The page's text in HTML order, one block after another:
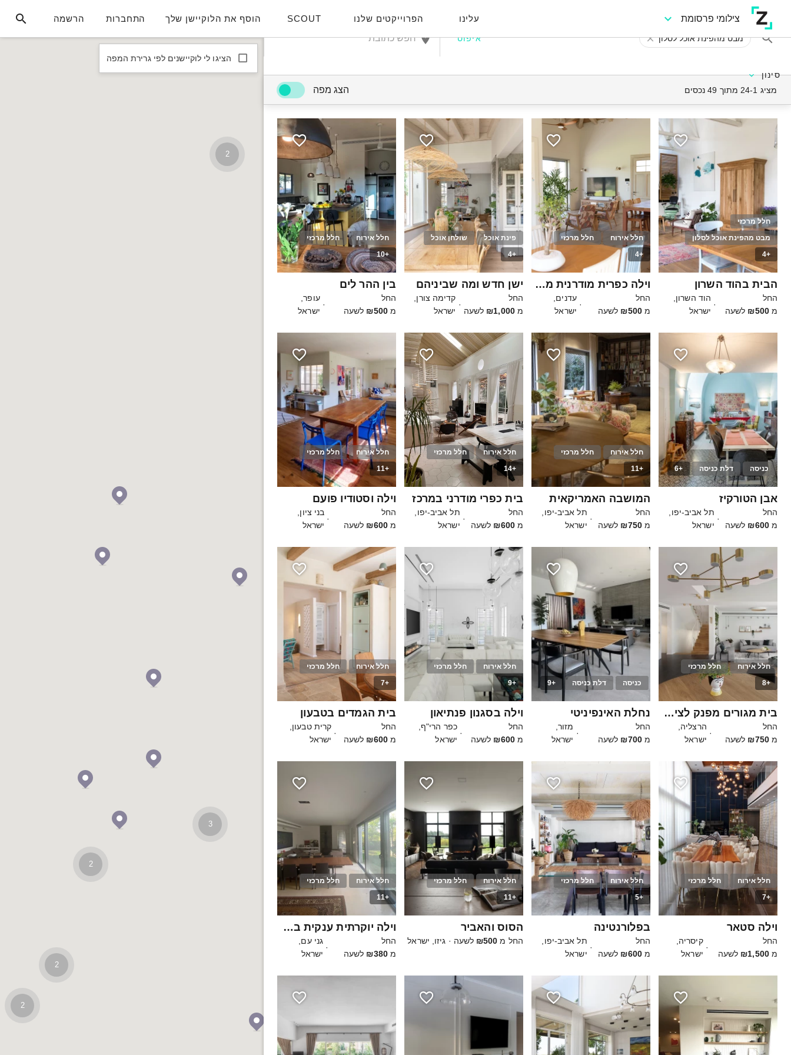
צילומי פרסומת עלינו הפרוייקטים שלנו SCOUT הוסף את הלוקיישן שלך התחברות הרשמה
מבט מהפינת אוכל לסלון איפוס
סינון
מציג 24-1 מתוך 49 נכסים
הצג מפה
חלל מרכזי
מבט מהפינת אוכל לסלון
+4
40
הבית בהוד השרון
החל
מ ₪500 לשעה
·
הוד השרון,
ישראל
חלל אירוח
חלל מרכזי
+4
100
וילה כפרית מודרנית מטריפה
החל
מ ₪500 לשעה
·
עדנים,
ישראל
פינת אוכל
שולחן אוכל
+4
10
ישן חדש ומה שביניהם
החל
מ ₪1,000 לשעה
·
קדימה צורן,
ישראל
חלל אירוח
חלל מרכזי
+10
40
בין ההר לים
החל
מ ₪500 לשעה
·
עופר,
ישראל
כניסה דלת כניסה +6
15
אבן הטורקיז
החל
מ ₪600 לשעה
·
תל אביב-יפו,
ישראל
חלל אירוח
חלל מרכזי
+11
10
המושבה האמריקאית
החל
מ ₪750 לשעה
·
תל אביב-יפו,
ישראל
חלל אירוח
חלל מרכזי
+14
30
בית כפרי מודרני במרכז
החל
מ ₪600 לשעה
·
תל אביב-יפו,
ישראל
חלל אירוח
חלל מרכזי
+11
50
וילה וסטודיו פועם
החל
מ ₪600 לשעה
·
בני ציון,
ישראל
חלל אירוח
חלל מרכזי
+8
בית מגורים מפנק לצילומים
החל
מ ₪750 לשעה
·
הרצליה,
ישראל
כניסה דלת כניסה +9
140
נחלת האינפיניטי
החל
מ ₪700 לשעה
·
מזור,
ישראל
חלל אירוח
חלל מרכזי
+9
300
וילה בסגנון פנתיאון
החל
מ ₪600 לשעה
·
כפר הרי"ף,
ישראל
חלל אירוח
חלל מרכזי
+7
10
בית הגמדים בטבעון
החל
מ ₪600 לשעה
·
קרית טבעון,
ישראל
חלל אירוח
חלל מרכזי
+7
וילה סטאר
החל
מ ₪1,500 לשעה
·
קיסריה,
ישראל
חלל אירוח
חלל מרכזי
+5
10
בפלורנטינה
החל
מ ₪600 לשעה
·
תל אביב-יפו,
ישראל
חלל אירוח
חלל מרכזי
+11
15
הסוס והאביר
החל מ ₪500 לשעה · גיזו, ישראל
חלל אירוח
חלל מרכזי
+11
וילה יוקרתית ענקית בלב השרון
החל
מ ₪380 לשעה
·
גני עם,
ישראל
2
2
2
3
2
הציגו לי לוקיישנים לפי גרירת המפה